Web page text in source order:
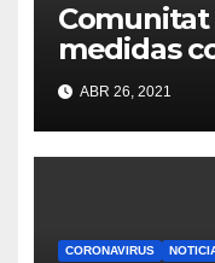
Comunitat
medidas
26/04/
ABR 26, 2021
CORONAVIRUS